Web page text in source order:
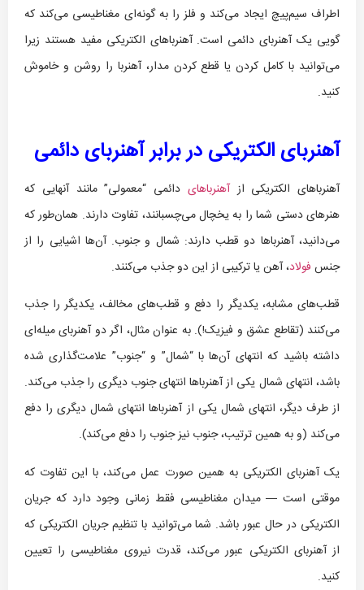
اطراف سیم‌پیچ ایجاد می‌کند و فلز را به گونه‌ای مغناطیسی می‌کند که
گویی یک آهنربای دائمی است. آهنرباهای الکتریکی مفید هستند زیرا
می‌توانید با کامل کردن یا قطع کردن مدار، آهنربا را روشن و خاموش
کنید.
آهنربای الکتریکی در برابر آهنربای دائمی
آهنرباهای الکتریکی ازآهنرباهای دائمی “معمولی” مانند آنهایی که
هنرهای دستی شما را به یخچال می‌چسبانند، تفاوت دارند. همان‌طور که
می‌دانید، آهنرباها دو قطب دارند: شمال و جنوب. آن‌ها اشیایی را از
جنس فولاد، آهن یا ترکیبی از این دو جذب می‌کنند.
قطب‌های مشابه، یکدیگر را دفع و قطب‌های مخالف، یکدیگر را جذب
می‌کنند (تقاطع عشق و فیزیک!). به عنوان مثال، اگر دو آهنربای میله‌ای
داشته باشید که انتهای آن‌ها با “شمال” و “جنوب” علامت‌گذاری شده
باشد، انتهای شمال یکی از آهنرباها انتهای جنوب دیگری را جذب می‌کند.
از طرف دیگر، انتهای شمال یکی از آهنرباها انتهای شمال دیگری را دفع
می‌کند (و به همین ترتیب، جنوب نیز جنوب را دفع می‌کند).
یک آهنربای الکتریکی به همین صورت عمل می‌کند، با این تفاوت که
موقتی است — میدان مغناطیسی فقط زمانی وجود دارد که جریان
الکتریکی در حال عبور باشد. شما می‌توانید با تنظیم جریان الکتریکی که
از آهنربای الکتریکی عبور می‌کند، قدرت نیروی مغناطیسی را تعیین
کنید.